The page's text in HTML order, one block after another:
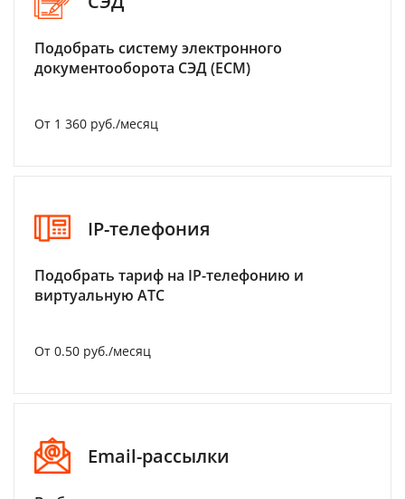
Подобрать систему электронного
документооборота СЭД (ECM)
От 1 360 руб./месяц
IP-телефония
Подобрать тариф на IP-телефонию и
виртуальную АТС
От 0.50 руб./месяц
Email-рассылки